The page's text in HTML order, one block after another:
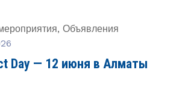
, Объявления
Day — 12 июня в Алматы